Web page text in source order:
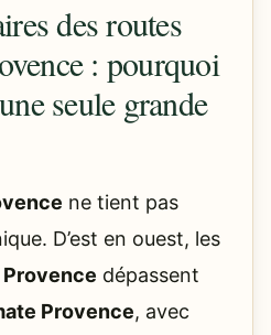
des routes
: pourquoi
seule grande
ne tient pas
D’est en ouest, les
dépassent
Provence, avec